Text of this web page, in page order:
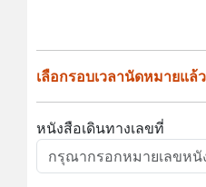
เลือกรอบเวลานัดหมายแล้ว
หนังสือเดินทางเลขที่